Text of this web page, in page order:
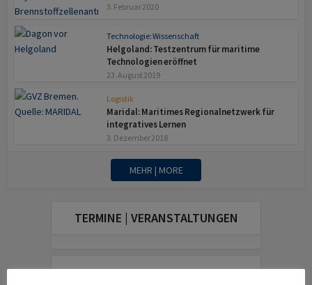
3. Februar 2020
Technologie: Wissenschaft
Helgoland: Testzentrum für maritime
Technologien eröffnet
23. August 2019
Logistik
Maridal: Maritimes Regionalnetzwerk für
integratives Lernen
3. Dezember 2018
MEHR | MORE
TERMINE | VERANSTALTUNGEN
DAS AKTUELLE MAGAZIN